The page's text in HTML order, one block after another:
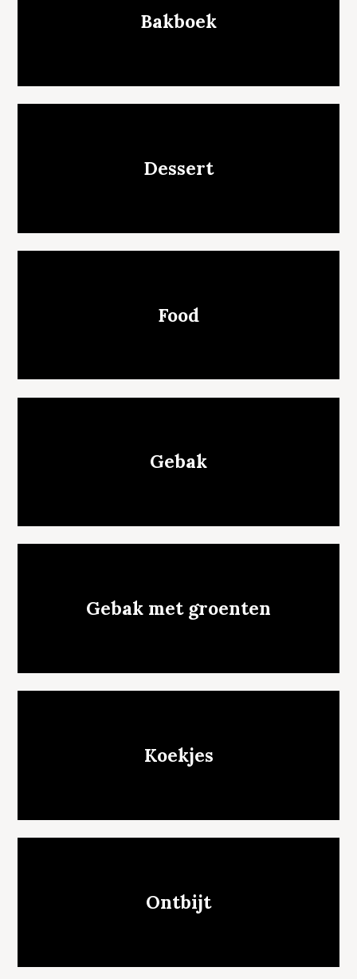
Bakboek
Dessert
Food
Gebak
Gebak met groenten
Koekjes
Ontbijt